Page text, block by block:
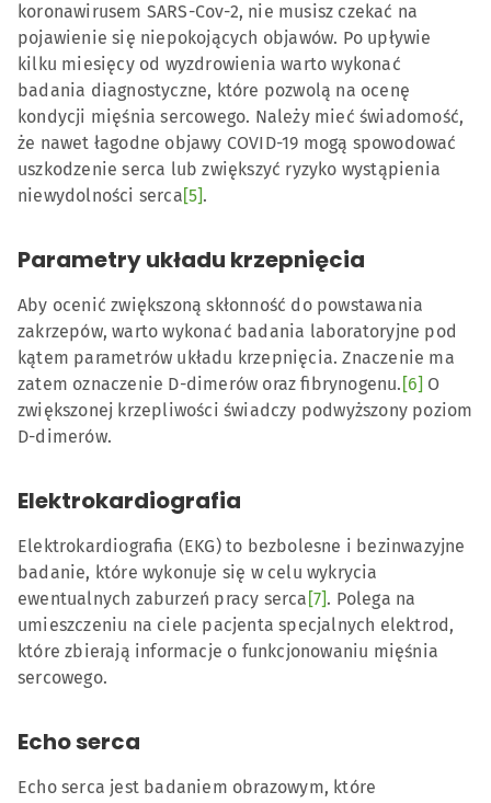
koronawirusem SARS-Cov-2, nie musisz czekać na
pojawienie się niepokojących objawów. Po upływie
kilku miesięcy od wyzdrowienia warto wykonać
badania diagnostyczne, które pozwolą na ocenę
kondycji mięśnia sercowego. Należy mieć świadomość,
że nawet łagodne objawy COVID-19 mogą spowodować
uszkodzenie serca lub zwiększyć ryzyko wystąpienia
niewydolności serca[5].
Parametry układu krzepnięcia
Aby ocenić zwiększoną skłonność do powstawania
zakrzepów, warto wykonać badania laboratoryjne pod
kątem parametrów układu krzepnięcia. Znaczenie ma
zatem oznaczenie D-dimerów oraz fibrynogenu. [6] O
zwiększonej krzepliwości świadczy podwyższony poziom
D-dimerów.
Elektrokardiografia
Elektrokardiografia (EKG) to bezbolesne i bezinwazyjne
badanie, które wykonuje się w celu wykrycia
ewentualnych zaburzeń pracy serca [7]. Polega na
umieszczeniu na ciele pacjenta specjalnych elektrod,
które zbierają informacje o funkcjonowaniu mięśnia
sercowego.
Echo serca
Echo serca jest badaniem obrazowym, które